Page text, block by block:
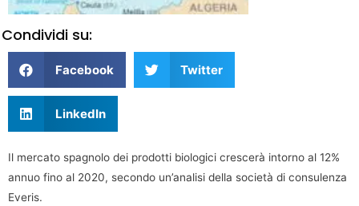
Condividi su:
Facebook Twitter
LinkedIn
Il mercato spagnolo dei prodotti biologici crescerà intorno al 12%
annuo fino al 2020, secondo un’analisi della società di consulenza
Everis.